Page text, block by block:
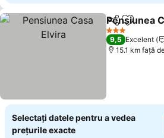
Distribuiți
Pensiunea
3 Stele
9,5 Excelent
15.1 km faţă
Selectați datele pentru a vedea
prețurile exacte